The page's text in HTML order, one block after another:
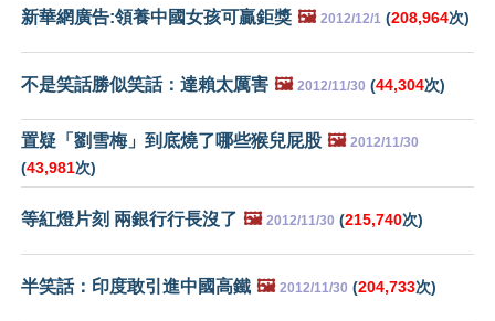
新華網廣告:領養中國女孩可贏鉅獎 🖼️ 2012/12/1 (208,964次)
不是笑話勝似笑話：達賴太厲害 🖼️ 2012/11/30 (44,304次)
置疑「劉雪梅」到底燒了哪些猴兒屁股 🖼️ 2012/11/30
(43,981次)
等紅燈片刻 兩銀行行長沒了 🖼️ 2012/11/30 (215,740次)
半笑話：印度敢引進中國高鐵 🖼️ 2012/11/30 (204,733次)